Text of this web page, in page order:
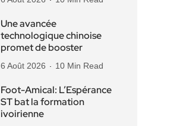
Une avancée
technologique chinoise
promet de booster
6 Août 2026 10 Min Read
Foot-Amical: L’Espérance
ST bat la formation
ivoirienne